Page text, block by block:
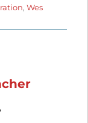
,Wes